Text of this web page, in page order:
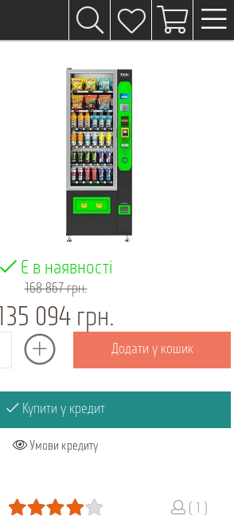
Є в наявності
168 867 грн.
135 094 грн.
Додати у кошик
Купити у кредит
Умови кредиту
( 1 )